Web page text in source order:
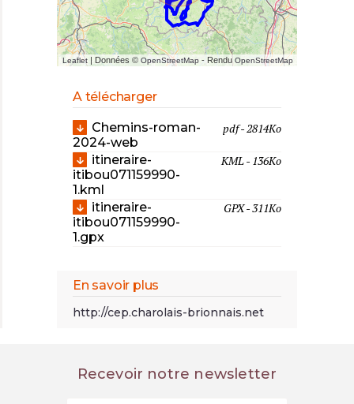
Leaflet | Données © OpenStreetMap - RenduOpenStreetMap
A télécharger
Chemins-roman-
2024-web
pdf - 2814Ko
itineraire-
itibou071159990-
1.kml
KML - 136Ko
itineraire-
itibou071159990-
1.gpx
GPX - 311Ko
En savoir plus
http://cep.charolais-brionnais.net
Recevoir notre newsletter